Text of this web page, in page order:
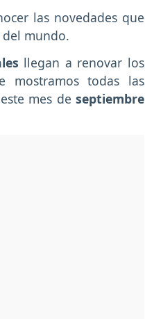
las novedades que
mundo.
llegan a renovar los
mostramos todas las
mes deseptiembre